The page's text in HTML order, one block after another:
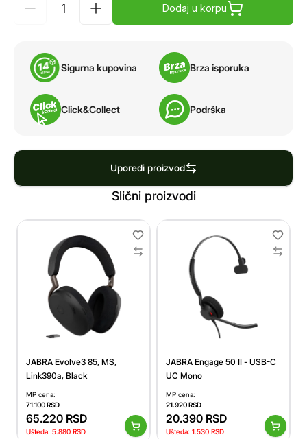
Dodaj u korpu
Sigurna kupovina Brza isporuka
Click&Collect Podrška
Uporedi proizvod
Slični proizvodi
JABRA Evolve3 85, MS,
Link390a, Black
MP cena:
71.100RSD
65.220 RSD
Ušteda: 5.880 RSD
JABRA Engage 50 II - USB-C
UC Mono
MP cena:
21.920RSD
20.390 RSD
Ušteda: 1.530 RSD